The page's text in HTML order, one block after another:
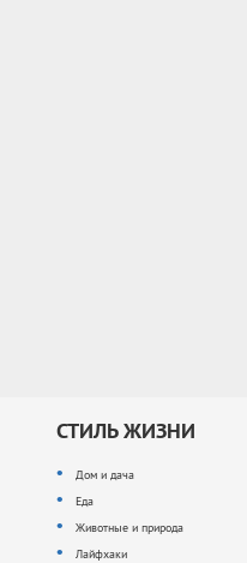
СТИЛЬ ЖИЗНИ
Дом и дача
Еда
Животные и природа
Лайфхаки